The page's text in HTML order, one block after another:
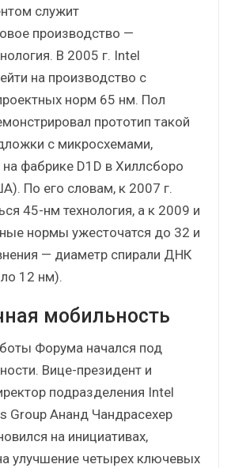
служит
производство —
В 2005 г. Intel
на производство с
норм 65 нм. Пол
прототип такой
с микросхемами,
фабрике D1D в Хиллсборо
По его словам, к 2007 г.
45-нм технология, а к 2009 и
нормы ужесточатся до 32 и
— диаметр спирали ДНК
12 нм).
мобильность
Форума начался под
Вице-президент и
подразделения Intel
Group Ананд Чандрасехер
на инициативах,
улучшение четырех ключевых